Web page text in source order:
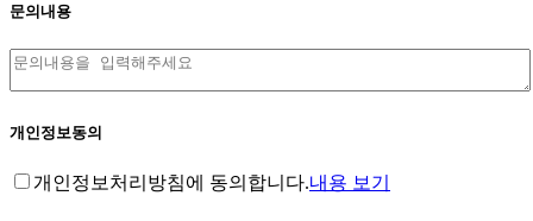
문의내용
개인정보동의
개인정보처리방침에 동의합니다.내용 보기